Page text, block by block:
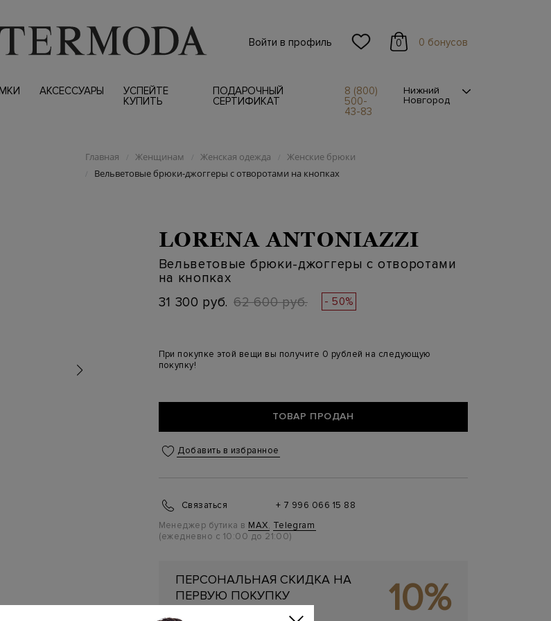
Войти в профиль 0 0 бонусов
АКСЕССУАРЫ
УСПЕЙТЕ
КУПИТЬ
ПОДАРОЧНЫЙ
СЕРТИФИКАТ
8 (800)
500-
43-83
Нижний
Новгород
Главная / Женщинам / Женская одежда / Женские брюки
/ Вельветовые брюки-джоггеры с отворотами на кнопках
LORENA ANTONIAZZI
Вельветовые брюки-джоггеры с отворотами
на кнопках
31 300 руб. 62 600 руб. - 50%
При покупке этой вещи вы получите 0 рублей на следующую
покупку!
ТОВАР ПРОДАН
Добавить в избранное
Связаться
+ 7 996 066 15 88
Менеджер бутика в MAX, Telegram
(ежедневно с 10:00 до 21:00)
ПЕРСОНАЛЬНАЯ СКИДКА НА
ПЕРВУЮ ПОКУПКУ
Подробнее 10%